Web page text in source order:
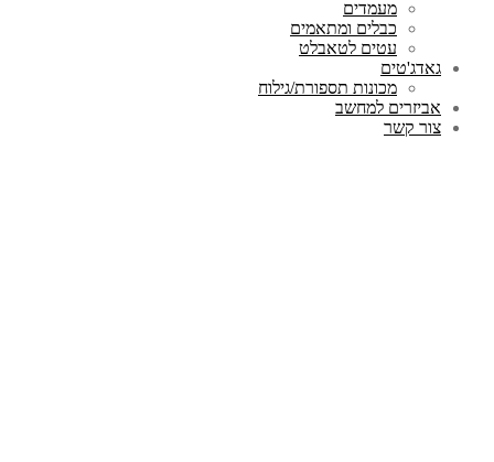
מעמדים
כבלים ומתאמים
עטים לטאבלט
גאדג'טים
מכונות תספורת/גילוח
אביזרים למחשב
צור קשר